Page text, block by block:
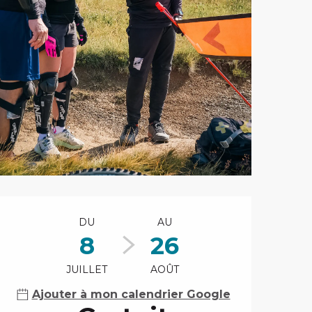
et
DU
8
JUILLET
AU
26
AOÛT
Ajouter à mon calendrier Google